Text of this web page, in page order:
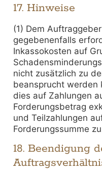
17. Hinweise
(1) Dem
gegebenenfalls
Inkassokosten auf
nicht zusätzlich zu
beansprucht werden
dies auf Zahlungen
Forderungsbetrag
und Teilzahlungen
Forderungssumme
18. Beendigung